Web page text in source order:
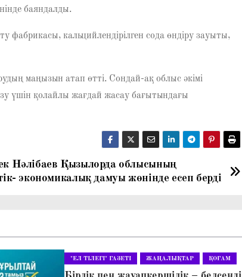
баяндалды.
кальцийлендірілген сода өндіру зауыты,
маңызын атап өтті. Сондай-ақ облыс әкімі
үшін қолайлы жағдай жасау бағытындағы
Нәлібаев Қызылорда облысының
экономикалық дамуы жөнінде есеп берді
"ЕЛ ТІЛЕГІ" ГАЗЕТІ ЖАҢАЛЫҚТАР ҚОҒАМ